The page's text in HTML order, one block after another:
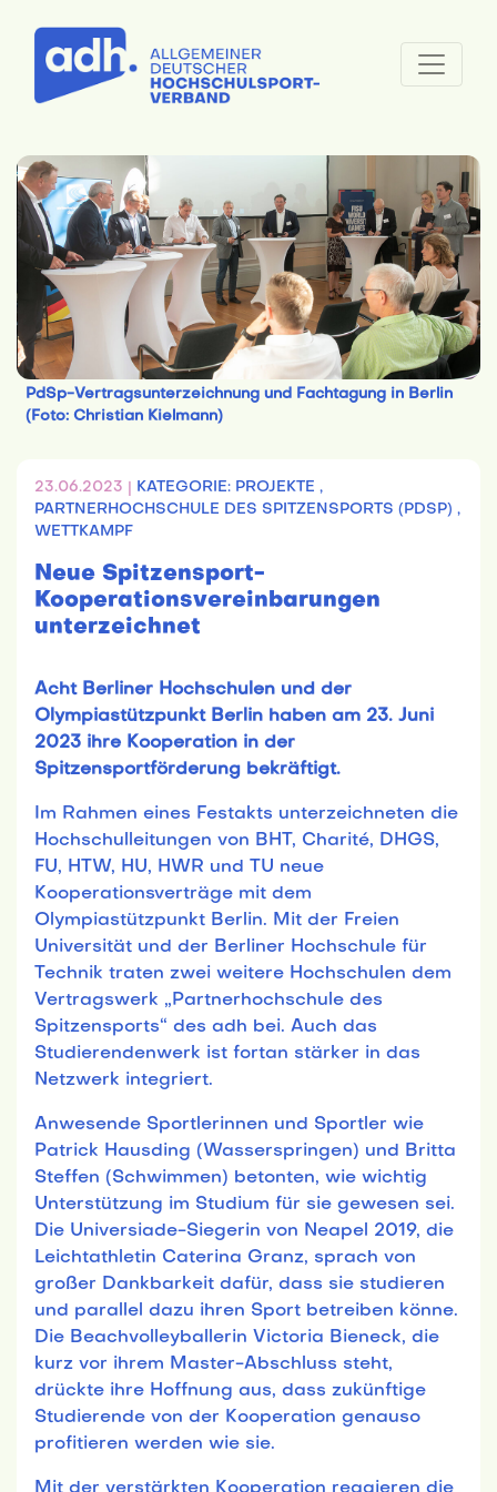
PdSp-Vertragsunterzeichnung und Fachtagung in Berlin
(Foto: Christian Kielmann)
23.06.2023 | KATEGORIE: PROJEKTE ,
PARTNERHOCHSCHULE DES SPITZENSPORTS (PDSP) ,
WETTKAMPF
Neue Spitzensport-
Kooperationsvereinbarungen
unterzeichnet
Acht Berliner Hochschulen und der
Olympiastützpunkt Berlin haben am 23. Juni
2023 ihre Kooperation in der
Spitzensportförderung bekräftigt.
Im Rahmen eines Festakts unterzeichneten die
Hochschulleitungen von BHT, Charité, DHGS,
FU, HTW, HU, HWR und TU neue
Kooperationsverträge mit dem
Olympiastützpunkt Berlin. Mit der Freien
Universität und der Berliner Hochschule für
Technik traten zwei weitere Hochschulen dem
Vertragswerk „Partnerhochschule des
Spitzensports“ des adh bei. Auch das
Studierendenwerk ist fortan stärker in das
Netzwerk integriert.
Anwesende Sportlerinnen und Sportler wie
Patrick Hausding (Wasserspringen) und Britta
Steffen (Schwimmen) betonten, wie wichtig
Unterstützung im Studium für sie gewesen sei.
Die Universiade-Siegerin von Neapel 2019, die
Leichtathletin Caterina Granz, sprach von
großer Dankbarkeit dafür, dass sie studieren
und parallel dazu ihren Sport betreiben könne.
Die Beachvolleyballerin Victoria Bieneck, die
kurz vor ihrem Master-Abschluss steht,
drückte ihre Hoffnung aus, dass zukünftige
Studierende von der Kooperation genauso
profitieren werden wie sie.
Mit der verstärkten Kooperation reagieren die